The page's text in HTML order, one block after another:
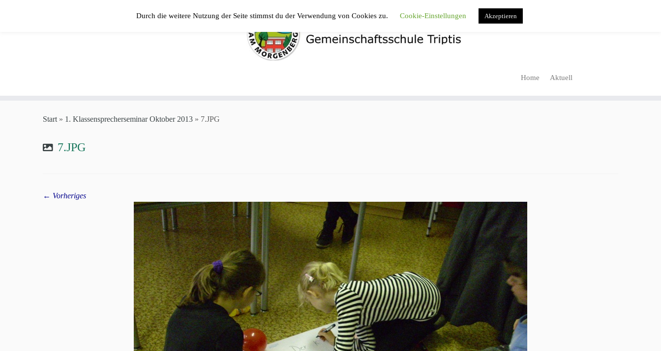
Home Aktuell
Start » 1. Klassensprecherseminar Oktober 2013 » 7.JPG
7.JPG
← Vorheriges
Durch die weitere Nutzung der Seite stimmst du der Verwendung von Cookies zu. Cookie-Einstellungen Akzeptieren